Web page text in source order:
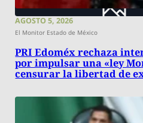
AGOSTO 5, 2026
El Monitor Estado de México
PRI Edoméx rechaza
por impulsar una «ley
censurar la libertad de